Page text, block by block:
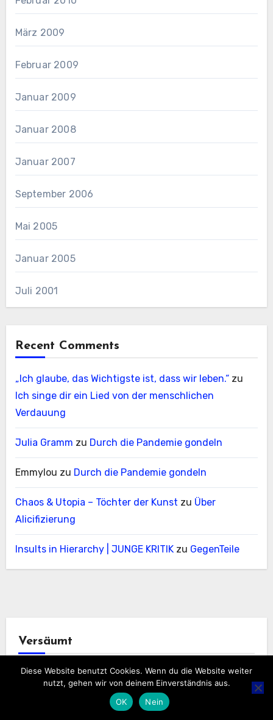
März 2009
Februar 2009
Januar 2009
Januar 2008
Januar 2007
September 2006
Mai 2005
Januar 2005
Juli 2001
Recent Comments
„Ich glaube, das Wichtigste ist, dass wir leben.“zu
Ich singe dir ein Lied von der menschlichen
Verdauung
Julia Gramm zu Durch die Pandemie gondeln
Emmylou zu Durch die Pandemie gondeln
Chaos & Utopia – Töchter der Kunst zu Über
Alicifizierung
Insults in Hierarchy | JUNGE KRITIKzu GegenTeile
Versäumt
Diese Website benutzt Cookies. Wenn du die Website weiter
nutzt, gehen wir von deinem Einverständnis aus.
OK
Nein